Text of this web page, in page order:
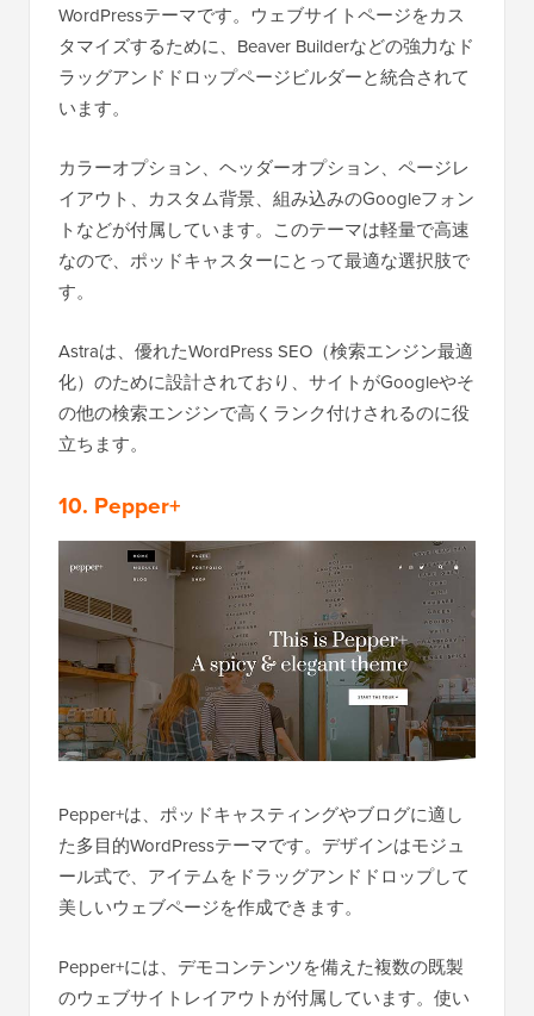
WordPressテーマです。ウェブサイトページをカス
タマイズするために、Beaver Builderなどの強力なド
ラッグアンドドロップページビルダーと統合されて
います。
カラーオプション、ヘッダーオプション、ページレ
イアウト、カスタム背景、組み込みのGoogleフォン
トなどが付属しています。このテーマは軽量で高速
なので、ポッドキャスターにとって最適な選択肢で
す。
Astraは、優れたWordPress SEO（検索エンジン最適
化）のために設計されており、サイトがGoogleやそ
の他の検索エンジンで高くランク付けされるのに役
立ちます。
10. Pepper+
Pepper+は、ポッドキャスティングやブログに適し
た多目的WordPressテーマです。デザインはモジュ
ール式で、アイテムをドラッグアンドドロップして
美しいウェブページを作成できます。
Pepper+には、デモコンテンツを備えた複数の既製
のウェブサイトレイアウトが付属しています。使い